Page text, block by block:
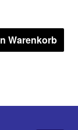
Warenkorb